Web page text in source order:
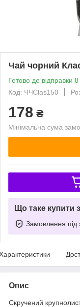
Чай чорний
Готово до відправки 8
Код: ЧЧClas150
178 ₴
Мінімальна сума
Що таке купити
Замовлення під
Опис
Скручений